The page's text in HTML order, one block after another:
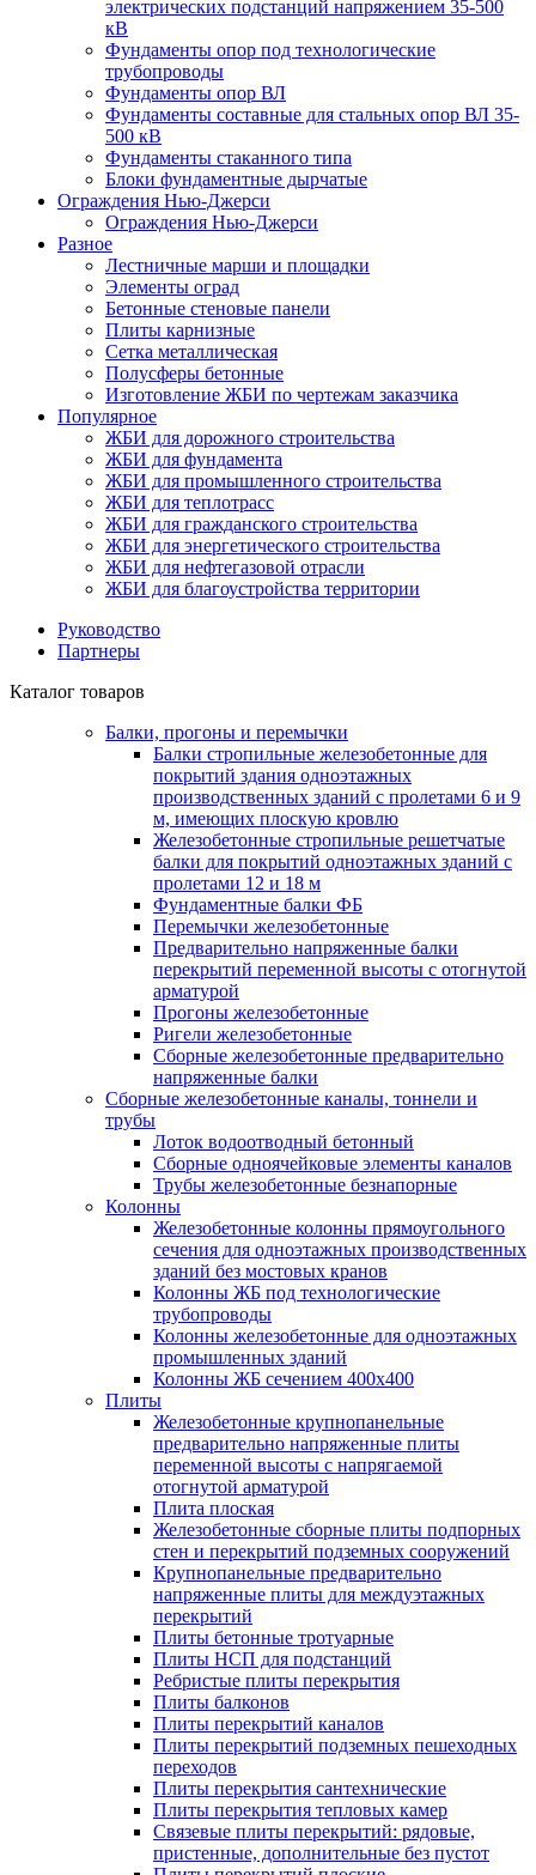
электрических подстанций напряжением 35-500
кВ
Фундаменты опор под технологические
трубопроводы
Фундаменты опор ВЛ
Фундаменты составные для стальных опор ВЛ 35-
500 кВ
Фундаменты стаканного типа
Блоки фундаментные дырчатые
Ограждения Нью-Джерси
Ограждения Нью-Джерси
Разное
Лестничные марши и площадки
Элементы оград
Бетонные стеновые панели
Плиты карнизные
Сетка металлическая
Полусферы бетонные
Изготовление ЖБИ по чертежам заказчика
Популярное
ЖБИ для дорожного строительства
ЖБИ для фундамента
ЖБИ для промышленного строительства
ЖБИ для теплотрасс
ЖБИ для гражданского строительства
ЖБИ для энергетического строительства
ЖБИ для нефтегазовой отрасли
ЖБИ для благоустройства территории
Руководство
Партнеры
Каталог товаров
Балки, прогоны и перемычки
Балки стропильные железобетонные для
покрытий здания одноэтажных
производственных зданий с пролетами 6 и 9
м, имеющих плоскую кровлю
Железобетонные стропильные решетчатые
балки для покрытий одноэтажных зданий с
пролетами 12 и 18 м
Фундаментные балки ФБ
Перемычки железобетонные
Предварительно напряженные балки
перекрытий переменной высоты с отогнутой
арматурой
Прогоны железобетонные
Ригели железобетонные
Сборные железобетонные предварительно
напряженные балки
Сборные железобетонные каналы, тоннели и
трубы
Лоток водоотводный бетонный
Сборные одноячейковые элементы каналов
Трубы железобетонные безнапорные
Колонны
Железобетонные колонны прямоугольного
сечения для одноэтажных производственных
зданий без мостовых кранов
Колонны ЖБ под технологические
трубопроводы
Колонны железобетонные для одноэтажных
промышленных зданий
Колонны ЖБ сечением 400х400
Плиты
Железобетонные крупнопанельные
предварительно напряженные плиты
переменной высоты с напрягаемой
отогнутой арматурой
Плита плоская
Железобетонные сборные плиты подпорных
стен и перекрытий подземных сооружений
Крупнопанельные предварительно
напряженные плиты для междуэтажных
перекрытий
Плиты бетонные тротуарные
Плиты НСП для подстанций
Ребристые плиты перекрытия
Плиты балконов
Плиты перекрытий каналов
Плиты перекрытий подземных пешеходных
переходов
Плиты перекрытия сантехнические
Плиты перекрытия тепловых камер
Связевые плиты перекрытий: рядовые,
пристенные, дополнительные без пустот